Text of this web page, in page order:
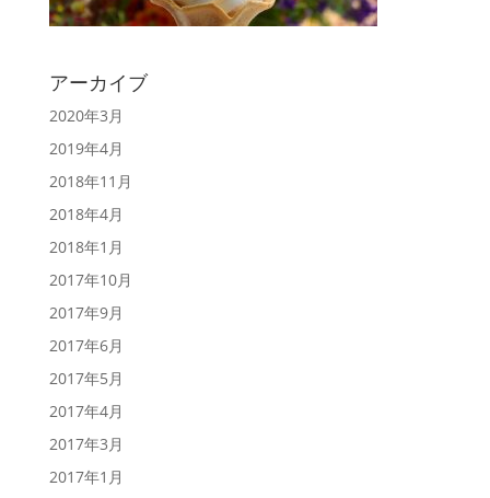
アーカイブ
2020年3月
2019年4月
2018年11月
2018年4月
2018年1月
2017年10月
2017年9月
2017年6月
2017年5月
2017年4月
2017年3月
2017年1月